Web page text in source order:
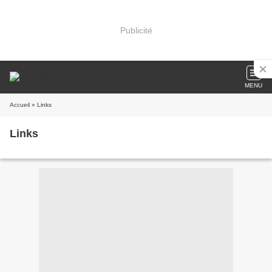
Publicité
MENU
Accueil » Links
Links